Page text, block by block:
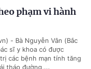
phạm vi hành
- Bà Nguyễn Vân (Bắc
sĩ y khoa có được
các bệnh mạn tính tăng
tháo đường,...